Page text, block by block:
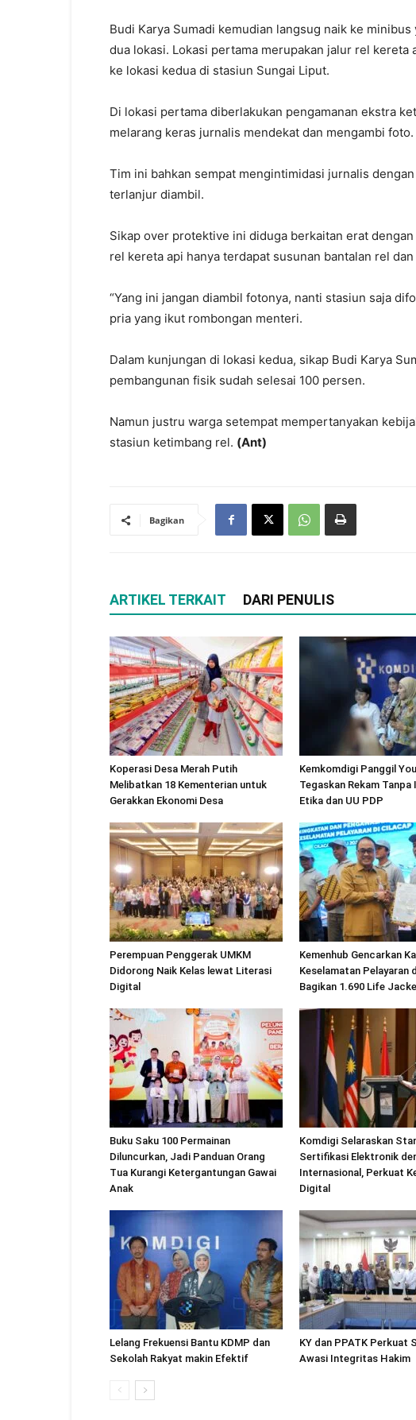
Budi Karya Sumadi kemudian langsug naik ke
dua lokasi. Lokasi pertama merupakan jalur rel kereta
ke lokasi kedua di stasiun Sungai Liput.
Di lokasi pertama diberlakukan pengamanan ekstra
melarang keras jurnalis mendekat dan mengambi foto.
Tim ini bahkan sempat mengintimidasi jurnalis
terlanjur diambil.
Sikap over protektive ini diduga berkaitan erat
rel kereta api hanya terdapat susunan bantalan rel
“Yang ini jangan diambil fotonya, nanti stasiun saja
pria yang ikut rombongan menteri.
Dalam kunjungan di lokasi kedua, sikap Budi Karya
pembangunan fisik sudah selesai 100 persen.
Namun justru warga setempat mempertanyakan
stasiun ketimbang rel. (Ant)
Bagikan
ARTIKEL TERKAIT DARI PENULIS
Koperasi Desa Merah Putih
Melibatkan 18 Kementerian untuk
Gerakkan Ekonomi Desa
Kemkomdigi Panggil
Tegaskan Rekam Tanpa
Etika dan UU PDP
Perempuan Penggerak UMKM
Didorong Naik Kelas lewat Literasi
Digital
Kemenhub Gencarkan
Keselamatan Pelayaran
Bagikan 1.690 Life
Buku Saku 100 Permainan
Diluncurkan, Jadi Panduan Orang
Tua Kurangi Ketergantungan Gawai
Anak
Komdigi Selaraskan
Sertifikasi Elektronik
Internasional, Perkuat
Digital
Lelang Frekuensi Bantu KDMP dan
Sekolah Rakyat makin Efektif
KY dan PPATK Perkuat
Awasi Integritas Hakim